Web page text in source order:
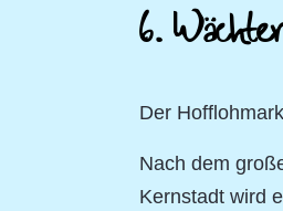
6.
Der
Nach dem
Kernstadt wird